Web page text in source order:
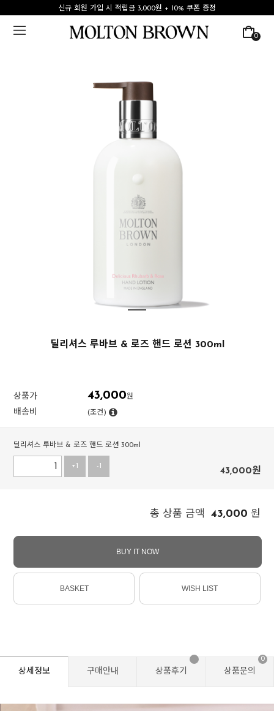
신규 회원 가입 시 적립금 3,000원 + 10% 쿠폰 증정
0
딜리셔스 루바브 & 로즈 핸드 로션 300ml
상품가 43,000원
배송비 (조건)
딜리셔스 루바브 & 로즈 핸드 로션 300ml
+1 -1 43,000원
총 상품 금액 43,000 원
BUY IT NOW
BASKET WISH LIST
상세정보 구매안내 상품후기 상품문의
0